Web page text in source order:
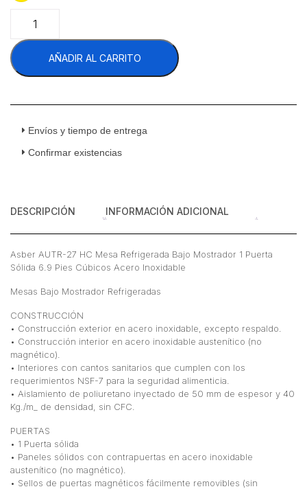
AUTR-
27
HC
Mesa
Bajo
Sólida
Acero
Inoxidable
AÑADIR AL CARRITO
Envíos y tiempo de entrega
Confirmar existencias
DESCRIPCIÓN INFORMACIÓN ADICIONAL
Asber AUTR-27 HC Mesa Refrigerada Bajo Mostrador 1 Puerta
Sólida 6.9 Pies Cúbicos Acero Inoxidable
Mesas Bajo Mostrador Refrigeradas
CONSTRUCCIÓN
• Construcción exterior en acero inoxidable, excepto respaldo.
• Construcción interior en acero inoxidable austenítico (no
magnético).
• Interiores con cantos sanitarios que cumplen con los
requerimientos NSF-7 para la seguridad alimenticia.
• Aislamiento de poliuretano inyectado de 50 mm de espesor y 40
Kg./m_ de densidad, sin CFC.
PUERTAS
• 1 Puerta sólida
• Paneles sólidos con contrapuertas en acero inoxidable
austenítico (no magnético).
• Sellos de puertas magnéticos fácilmente removibles (sin